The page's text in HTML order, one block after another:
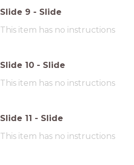
Slide 9 - Slide
This item has no instructions
Slide 10 - Slide
This item has no instructions
Slide 11 - Slide
This item has no instructions